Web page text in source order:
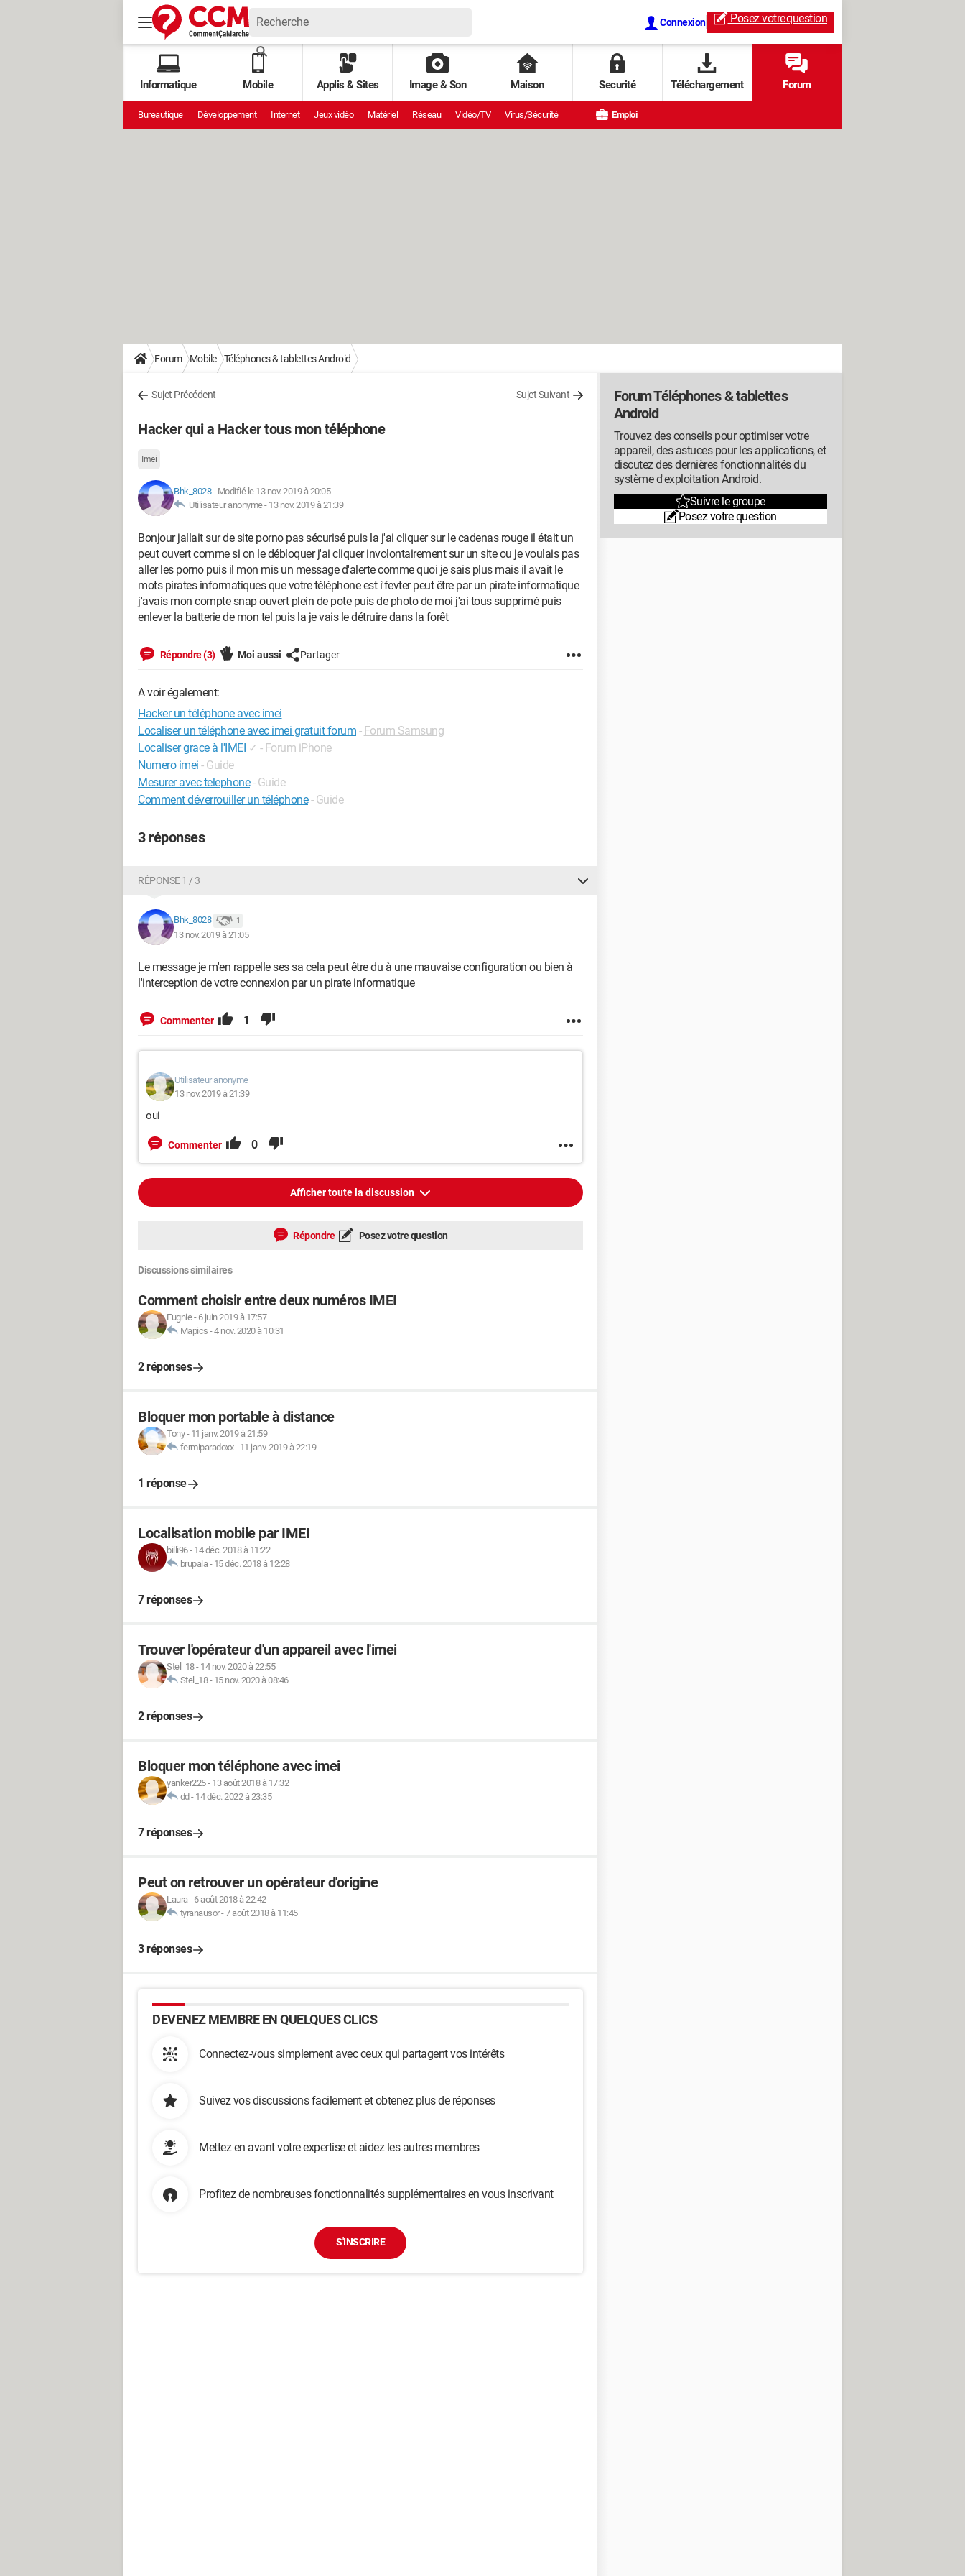
Connexion Posez votrequestion
Informatique Mobile Applis & Sites Image & Son Maison Securité Téléchargement Forum
Bureautique Développement Internet Jeux vidéo Matériel Réseau Vidéo/TV Virus/Sécurité Emploi
Forum Mobile Téléphones & tablettes Android
Sujet Précédent Sujet Suivant
Hacker qui a Hacker tous mon téléphone
Imei
Bhk_8028- Modifié le 13 nov. 2019 à 20:05
Utilisateur anonyme - 13 nov. 2019 à 21:39
Bonjour jallait sur de site porno pas sécurisé puis la j'ai cliquer sur le cadenas rouge il était un
peut ouvert comme si on le débloquer j'ai cliquer involontairement sur un site ou je voulais pas
aller les porno puis il mon mis un message d'alerte comme quoi je sais plus mais il avait le
mots pirates informatiques que votre téléphone est i'fevter peut être par un pirate informatique
j'avais mon compte snap ouvert plein de pote puis de photo de moi j'ai tous supprimé puis
enlever la batterie de mon tel puis la je vais le détruire dans la forêt
Répondre (3) Moi aussi Partager
A voir également:
Hacker un téléphone avec imei
Localiser un téléphone avec imei gratuit forum - Forum Samsung
Localiser grace à l'IMEI ✓ - Forum iPhone
Numero imei - Guide
Mesurer avec telephone - Guide
Comment déverrouiller un téléphone - Guide
3 réponses
RÉPONSE 1 / 3
Bhk_8028 1
13 nov. 2019 à 21:05
Le message je m'en rappelle ses sa cela peut être du à une mauvaise configuration ou bien à
l'interception de votre connexion par un pirate informatique
Commenter 1
Utilisateur anonyme
13 nov. 2019 à 21:39
oui
Commenter 0
Afficher toute la discussion
Répondre Posez votre question
Discussions similaires
Comment choisir entre deux numéros IMEI
Eugnie- 6 juin 2019 à 17:57
Mapics -4 nov. 2020 à 10:31
2 réponses
Bloquer mon portable à distance
Tony- 11 janv. 2019 à 21:59
fermiparadoxx- 11 janv. 2019 à 22:19
1 réponse
Localisation mobile par IMEI
billi96- 14 déc. 2018 à 11:22
brupala- 15 déc. 2018 à 12:28
7 réponses
Trouver l'opérateur d'un appareil avec l'imei
Stel_18- 14 nov. 2020 à 22:55
Stel_18- 15 nov. 2020 à 08:46
2 réponses
Bloquer mon téléphone avec imei
yanker225- 13 août 2018 à 17:32
dd - 14 déc. 2022 à 23:35
7 réponses
Peut on retrouver un opérateur d'origine
Laura- 6 août 2018 à 22:42
tyranausor-7 août 2018 à 11:45
3 réponses
DEVENEZ MEMBRE EN QUELQUES CLICS
Connectez-vous simplement avec ceux qui partagent vos intérêts
Suivez vos discussions facilement et obtenez plus de réponses
Mettez en avant votre expertise et aidez les autres membres
Profitez de nombreuses fonctionnalités supplémentaires en vous inscrivant
S'INSCRIRE
Forum Téléphones & tablettes
Android
Trouvez des conseils pour optimiser votre
appareil, des astuces pour les applications, et
discutez des dernières fonctionnalités du
système d'exploitation Android.
Suivre le groupe
Posez votre question